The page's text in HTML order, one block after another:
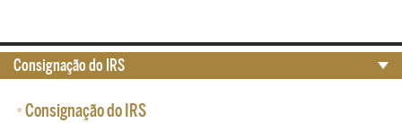
•Consignação do IRS
Consignação do IRS